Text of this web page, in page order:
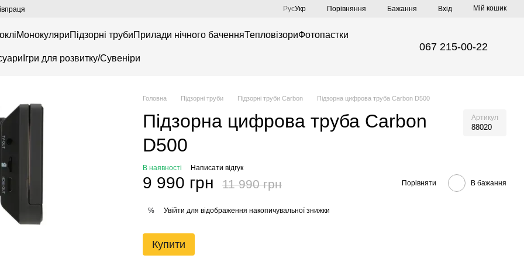
РусУкр Порівняння Бажання Вхід Мій кошик
МонокуляриПідзорні трубиПрилади нічного баченняТепловізориФотопастки
Ігри для розвитку/Сувеніри
067 215-00-22
Головна Підзорні труби Підзорні труби Carbon Підзорна цифрова труба Carbon D500
Підзорна цифрова труба Carbon
D500
Артикул
88020
В наявності Написати відгук
9 990 грн 11 990 грн Порівняти В бажання
% Увійти для відображення накопичувальної знижки
Купити